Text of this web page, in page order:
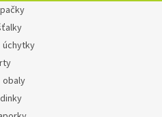
úchytky
obaly